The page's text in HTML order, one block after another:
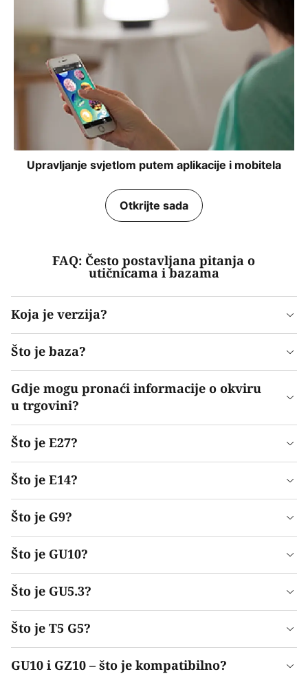
Upravljanje svjetlom putem aplikacije i mobitela
Otkrijte sada
FAQ: Često postavljana pitanja o
utičnicama i bazama
Koja je verzija?
Što je baza?
Gdje mogu pronaći informacije o okviru
u trgovini?
Što je E27?
Što je E14?
Što je G9?
Što je GU10?
Što je GU5.3?
Što je T5 G5?
GU10 i GZ10 – što je kompatibilno?